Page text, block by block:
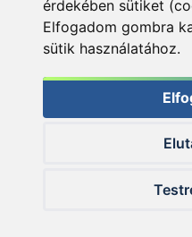
érdekében sütiket
Elfogadom gombra
sütik használatához.